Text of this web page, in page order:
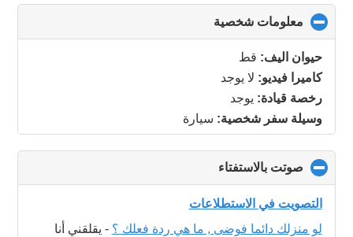
معلومات شخصية
to
حيوان اليف: قط
كاميرا فيديو: لا يوجد
رخصة قيادة: يوجد
وسيلة سفر شخصية: سيارة
صوتت بالاستفتاء
to
collapse
التصويت في الاستطلاعات
لو منزلك دائما فوضى , ما هي ردة فعلك ؟ - يقلقني أنا